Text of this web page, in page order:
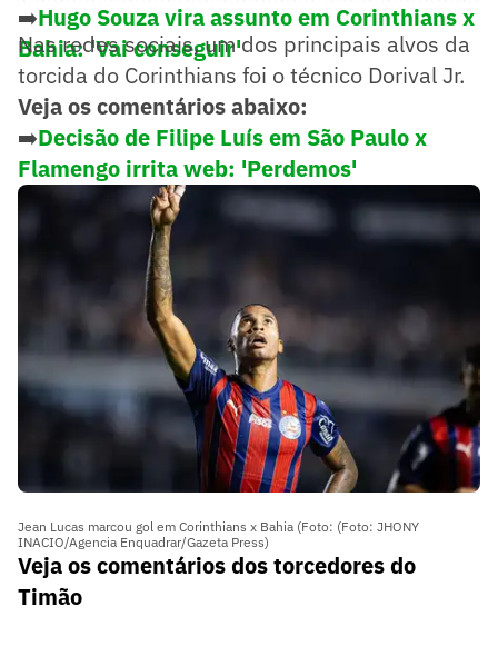
➡️Hugo Souza vira assunto em Corinthians x
Bahia: 'Vai conseguir'
Nas redes sociais, um dos principais alvos da
torcida do Corinthians foi o técnico Dorival Jr.
Veja os comentários abaixo:
➡️Decisão de Filipe Luís em São Paulo x
Flamengo irrita web: 'Perdemos'
Jean Lucas marcou gol em Corinthians x Bahia (Foto: (Foto: JHONY
INACIO/Agencia Enquadrar/Gazeta Press)
Veja os comentários dos torcedores do
Timão